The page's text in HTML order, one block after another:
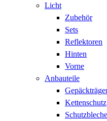
Licht
Zubehör
Sets
Reflektoren
Hinten
Vorne
Anbauteile
Kettenschutz
Schutzbleche